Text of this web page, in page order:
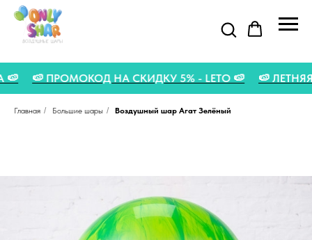
🍉 🍉 ПРОМОКОД НА СКИДКУ 5% - LETO 🍉 🍉
Главная / Большие шары / Воздушный шар Агат Зелёный